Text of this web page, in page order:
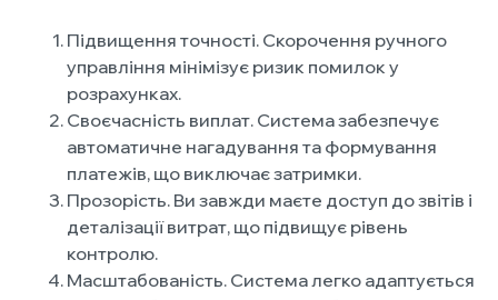
Підвищення точності. Скорочення ручного
управління мінімізує ризик помилок у
розрахунках.
Своєчасність виплат. Система забезпечує
автоматичне нагадування та формування
платежів, що виключає затримки.
Прозорість. Ви завжди маєте доступ до звітів і
деталізації витрат, що підвищує рівень
контролю.
Масштабованість. Система легко адаптується